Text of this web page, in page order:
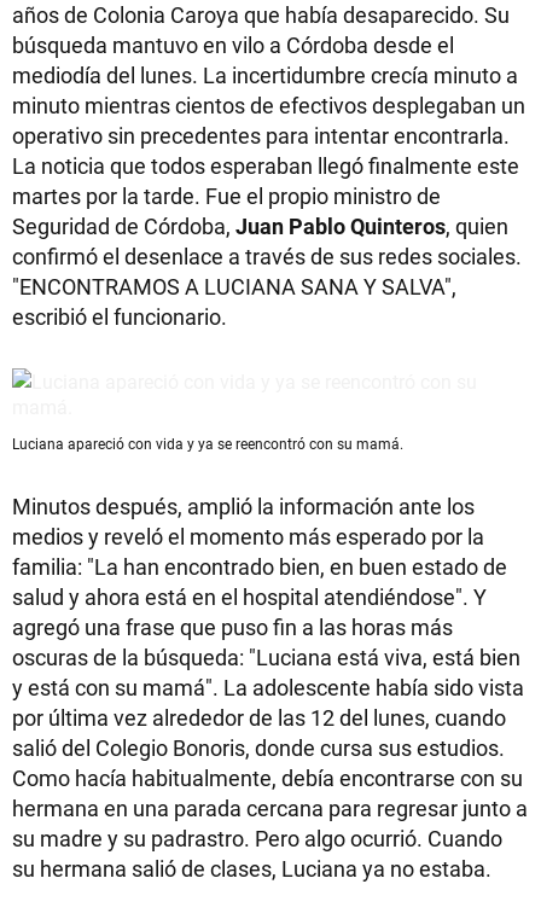
años de Colonia Caroya que había desaparecido. Su
búsqueda mantuvo en vilo a Córdoba desde el
mediodía del lunes. La incertidumbre crecía minuto a
minuto mientras cientos de efectivos desplegaban un
operativo sin precedentes para intentar encontrarla.
La noticia que todos esperaban llegó finalmente este
martes por la tarde. Fue el propio ministro de
Seguridad de Córdoba, Juan Pablo Quinteros, quien
confirmó el desenlace a través de sus redes sociales.
"ENCONTRAMOS A LUCIANA SANA Y SALVA",
escribió el funcionario.
Luciana apareció con vida y ya se reencontró con su mamá.
Minutos después, amplió la información ante los
medios y reveló el momento más esperado por la
familia: "La han encontrado bien, en buen estado de
salud y ahora está en el hospital atendiéndose". Y
agregó una frase que puso fin a las horas más
oscuras de la búsqueda: "Luciana está viva, está bien
y está con su mamá". La adolescente había sido vista
por última vez alrededor de las 12 del lunes, cuando
salió del Colegio Bonoris, donde cursa sus estudios.
Como hacía habitualmente, debía encontrarse con su
hermana en una parada cercana para regresar junto a
su madre y su padrastro. Pero algo ocurrió. Cuando
su hermana salió de clases, Luciana ya no estaba.